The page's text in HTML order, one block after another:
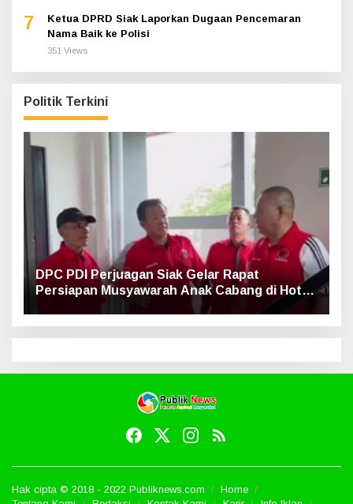
7
Ketua DPRD Siak Laporkan Dugaan Pencemaran
Nama Baik ke Polisi
351 Views
Politik Terkini
DPC PDI Perjuagan Siak Gelar Rapat
Persiapan Musyawarah Anak Cabang di Hotel
Hak cipta © 2018 - 2022 Publiknews.com
Home